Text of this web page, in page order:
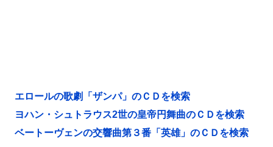
エロールの歌劇「ザンパ」のＣＤを検索
ヨハン・シュトラウス2世の皇帝円舞曲のＣＤを検索
ベートーヴェンの交響曲第３番「英雄」のＣＤを検索